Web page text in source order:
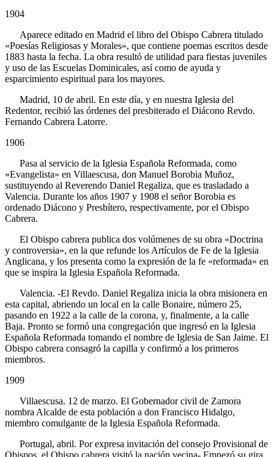
1904
Aparece editado en Madrid el libro del Obispo Cabrera titulado
«Poesías Religiosas y Morales», que contiene poemas escritos desde
1883 hasta la fecha. La obra resultó de utilidad para fiestas juveniles
y uso de las Escuelas Dominicales, así como de ayuda y
esparcimiento espiritual para los mayores.
Madrid, 10 de abril. En este día, y en nuestra Iglesia del
Redentor, recibió las órdenes del presbiterado el Diácono Revdo.
Fernando Cabrera Latorre.
1906
Pasa al servicio de la Iglesia Española Reformada, como
«Evangelista» en Villaescusa, don Manuel Borobia Muñoz,
sustituyendo al Reverendo Daniel Regaliza, que es trasladado a
Valencia. Durante los años 1907 y 1908 el señor Borobia es
ordenado Diácono y Presbítero, respectivamente, por el Obispo
Cabrera.
El Obispo cabrera publica dos volúmenes de su obra «Doctrina
y controversia», en la que refunde los Artículos de Fe de la Iglesia
Anglicana, y los presenta como la expresión de la fe «reformada» en
que se inspira la Iglesia Española Reformada.
Valencia. -El Revdo. Daniel Regaliza inicia la obra misionera en
esta capital, abriendo un local en la calle Bonaire, número 25,
pasando en 1922 a la calle de la corona, y, finalmente, a la calle
Baja. Pronto se formó una congregación que ingresó en la Iglesia
Española Reformada tomando el nombre de Iglesia de San Jaime. El
Obispo cabrera consagró la capilla y confirmó a los primeros
miembros.
1909
Villaescusa. 12 de marzo. El Gobernador civil de Zamora
nombra Alcalde de esta población a don Francisco Hidalgo,
miembro comulgante de la Iglesia Española Reformada.
Portugal, abril. Por expresa invitación del consejo Provisional de
Obispos, el Obispo cabrera visitó la nación vecina- Empezó su gira